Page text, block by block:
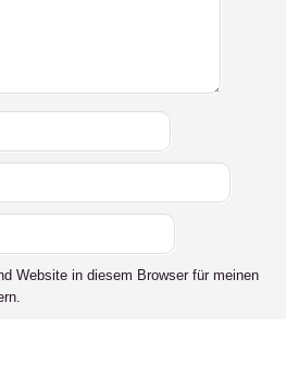
Website in diesem Browser für meinen